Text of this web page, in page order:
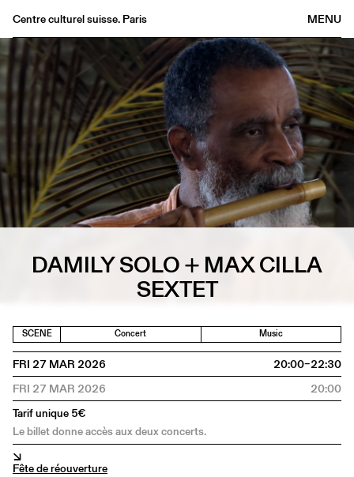
MENU
Centre culturel suisse. Paris
Agenda
Bookshop
Buvette
Archives
Medias
Publications
About
FR/EN
DAMILY SOLO + MAX CILLA
SEXTET
SCENE Concert Music
FRI 27 MAR 2026
20:00–22:30
FRI 27 MAR 2026
20:00
Tarif unique 5€
Le billet donne accès aux deux concerts.
↘
Fête de réouverture